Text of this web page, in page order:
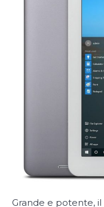
Grande e potente, il